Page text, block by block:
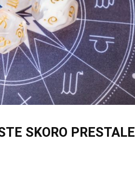
SKORO PRESTALE